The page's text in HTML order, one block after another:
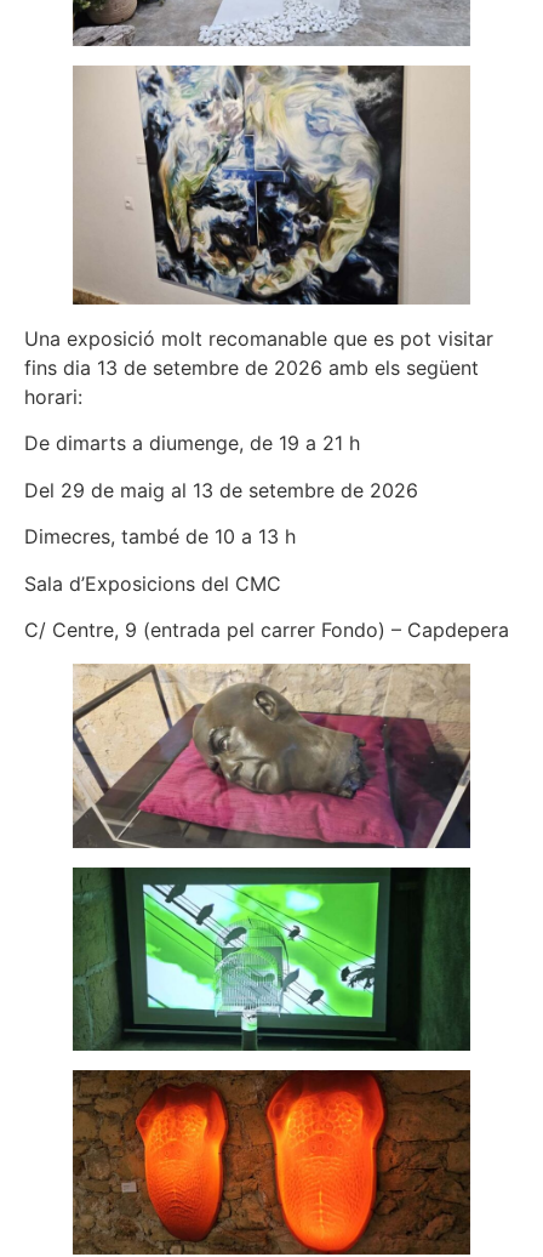
Una exposició molt recomanable que es pot visitar
fins dia 13 de setembre de 2026 amb els següent
horari:
De dimarts a diumenge, de 19 a 21 h
Del 29 de maig al 13 de setembre de 2026
Dimecres, també de 10 a 13 h
Sala d’Exposicions del CMC
C/ Centre, 9 (entrada pel carrer Fondo) – Capdepera